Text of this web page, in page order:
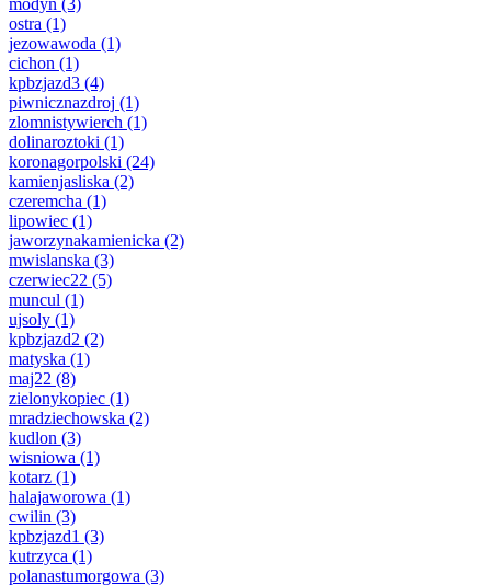
modyn (3)
ostra (1)
jezowawoda (1)
cichon (1)
kpbzjazd3 (4)
piwnicznazdroj (1)
zlomnistywierch (1)
dolinaroztoki (1)
koronagorpolski (24)
kamienjasliska (2)
czeremcha (1)
lipowiec (1)
jaworzynakamienicka (2)
mwislanska (3)
czerwiec22 (5)
muncul (1)
ujsoly (1)
kpbzjazd2 (2)
matyska (1)
maj22 (8)
zielonykopiec (1)
mradziechowska (2)
kudlon (3)
wisniowa (1)
kotarz (1)
halajaworowa (1)
cwilin (3)
kpbzjazd1 (3)
kutrzyca (1)
polanastumorgowa (3)